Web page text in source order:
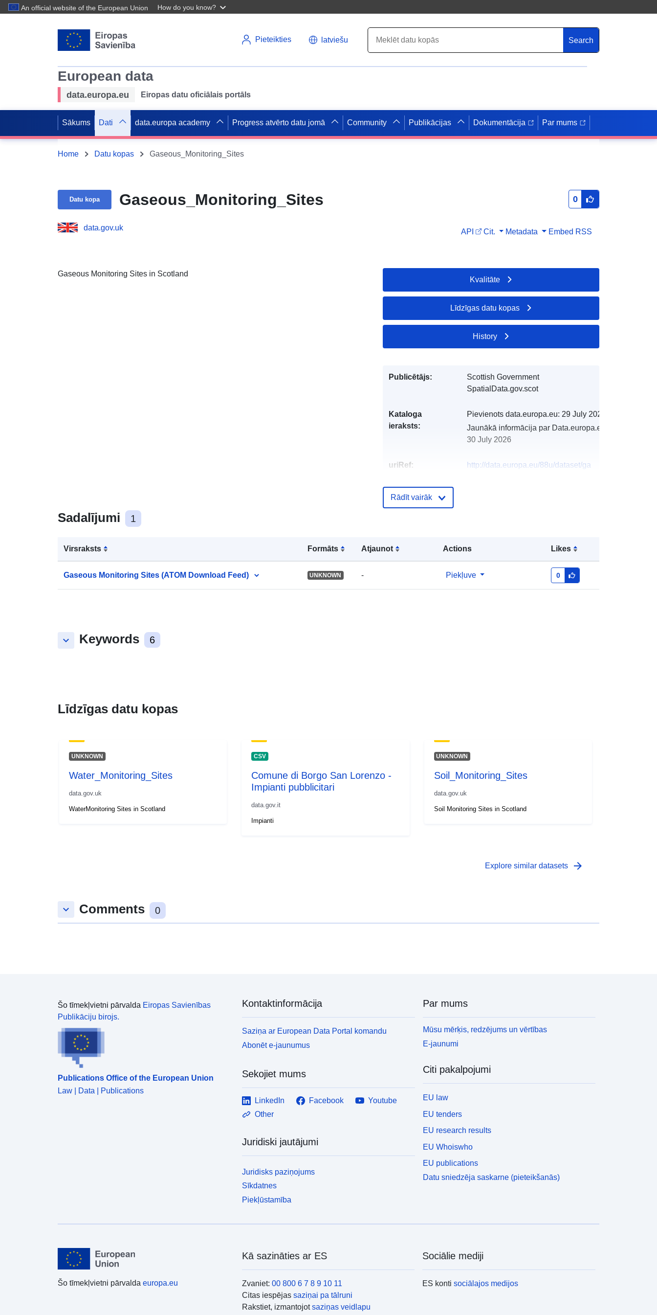
An official website of the European Union How do you know?
Pieteikties latviešu Search
European data
data.europa.eu Eiropas datu oficiālais portāls
Sākums Dati data.europa academy Progress atvērto datu jomā Community Publikācijas Dokumentācija Par mums
Home Datu kopas Gaseous_Monitoring_Sites
Datu kopa Gaseous_Monitoring_Sites 0
data.gov.uk API Cit. Metadata Embed RSS
Gaseous Monitoring Sites in Scotland
Sadalījumi 1
Virsraksts Formāts Atjaunot Actions Likes
Gaseous Monitoring Sites (ATOM Download Feed) UNKNOWN - Piekļuve 0
keyboard_arrow_down Keywords 6
Kvalitāte
Līdzīgas datu kopas
History
Publicētājs:
Scottish Government
SpatialData.gov.scot
Kataloga
ieraksts:
Pievienots data.europa.eu: 29 July 2026
Jaunākā informācija par Data.europa.eu:
30 July 2026
uriRef:
http://data.europa.eu/88u/dataset/ga
Rādīt vairāk
Līdzīgas datu kopas
UNKNOWN
Water_Monitoring_Sites
data.gov.uk
WaterMonitoring Sites in Scotland
CSV
Comune di Borgo San Lorenzo -
Impianti pubblicitari
data.gov.it
Impianti
UNKNOWN
Soil_Monitoring_Sites
data.gov.uk
Soil Monitoring Sites in Scotland
Explore similar datasets arrow_forward
keyboard_arrow_down Comments 0
Šo tīmekļvietni pārvalda Eiropas Savienības
Publikāciju birojs.
Publications Office of the European Union
Law | Data | Publications
Kontaktinformācija
Saziņa ar European Data Portal komandu
Abonēt e-jaunumus
Sekojiet mums
LinkedIn Facebook
Youtube
Other
Juridiski jautājumi
Juridisks paziņojums
Sīkdatnes
Piekļūstamība
Par mums
Mūsu mērķis, redzējums un vērtības
E-jaunumi
Citi pakalpojumi
EU law
EU tenders
EU research results
EU Whoiswho
EU publications
Datu sniedzēja saskarne (pieteikšanās)
Šo tīmekļvietni pārvalda europa.eu
Kā sazināties ar ES
Zvaniet: 00 800 6 7 8 9 10 11
Citas iespējas saziņai pa tālruni
Rakstiet, izmantojotsaziņas veidlapu
Sociālie mediji
ES kontisociālajos medijos